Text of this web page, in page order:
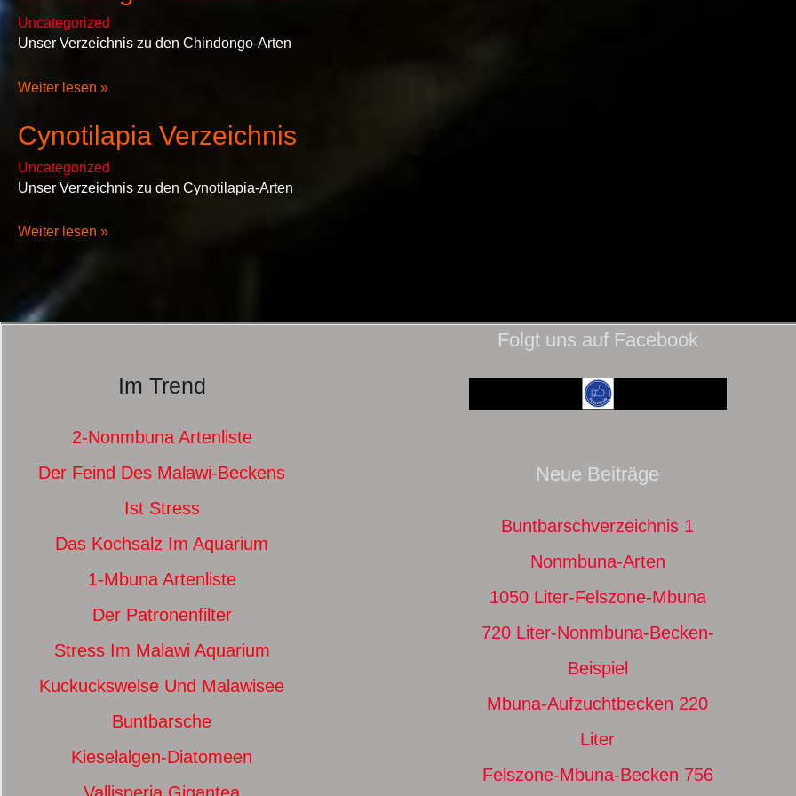
Uncategorized
Unser Verzeichnis zu den Chindongo-Arten
Weiter lesen »
Cynotilapia Verzeichnis
Uncategorized
Unser Verzeichnis zu den Cynotilapia-Arten
Weiter lesen »
Im Trend
2-Nonmbuna Artenliste
Der Feind Des Malawi-Beckens
Ist Stress
Das Kochsalz Im Aquarium
1-Mbuna Artenliste
Der Patronenfilter
Stress Im Malawi Aquarium
Kuckuckswelse Und Malawisee
Buntbarsche
Kieselalgen-Diatomeen
Folgt uns auf Facebook
Neue Beiträge
Buntbarschverzeichnis 1
Nonmbuna-Arten
1050 Liter-Felszone-Mbuna
720 Liter-Nonmbuna-Becken-
Beispiel
Mbuna-Aufzuchtbecken 220
Liter
Felszone-Mbuna-Becken 756